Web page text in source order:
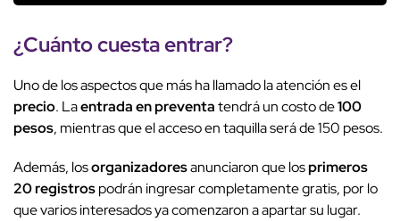
¿Cuánto cuesta entrar?
Uno de los aspectos que más ha llamado la atención es el
precio. Laentrada en preventatendrá un costo de100
pesos, mientras que el acceso en taquilla será de 150 pesos.
Además, losorganizadoresanunciaron que losprimeros
20 registrospodrán ingresar completamente gratis, por lo
que varios interesados ya comenzaron a apartar su lugar.